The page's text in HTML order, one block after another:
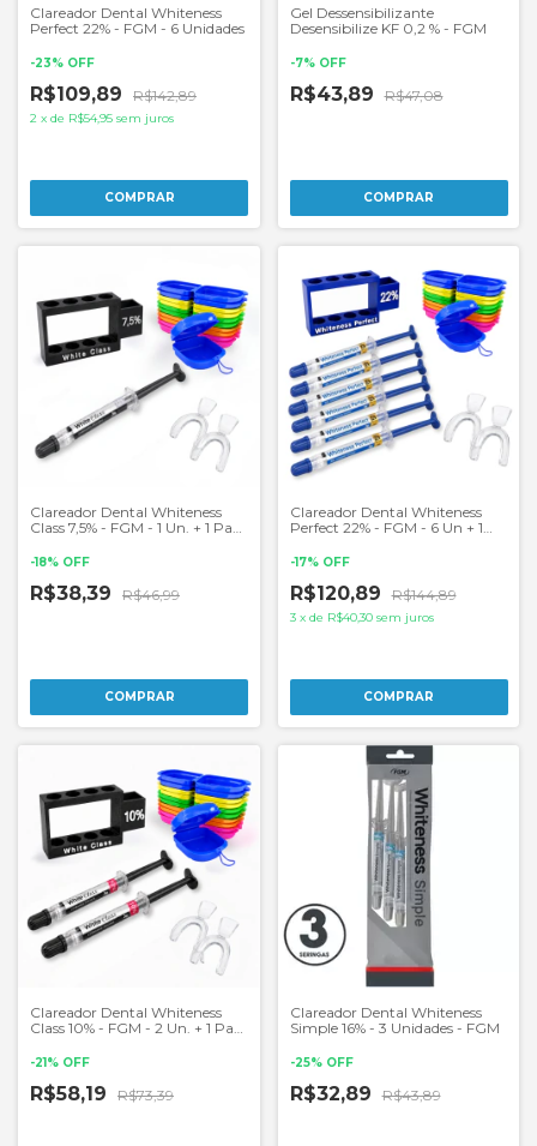
Clareador Dental Whiteness
Perfect 22% - FGM - 6 Unidades
-23% OFF
R$109,89 R$142,89
2 x de R$54,95 sem juros
Gel Dessensibilizante
Desensibilize KF 0,2 % - FGM
-7% OFF
R$43,89 R$47,08
Clareador Dental Whiteness
Class 7,5% - FGM - 1 Un. + 1 Par
-18% OFF
R$38,39 R$46,99
Clareador Dental Whiteness
Perfect 22% - FGM - 6 Un + 1
-17% OFF
R$120,89 R$144,89
3 x de R$40,30 sem juros
Clareador Dental Whiteness
Class 10% - FGM - 2 Un. + 1 Par
-21% OFF
R$58,19 R$73,39
Clareador Dental Whiteness
Simple 16% - 3 Unidades - FGM
-25% OFF
R$32,89 R$43,89